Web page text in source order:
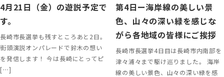
4月21日（金）の遊説予定で
す。
長崎市長選挙も残すところあと2日。
街頭演説オンパレードで鈴木の想い
を発信します！ 今は長崎にとってピ
[…]
第4日ー海岸線の美しい景
色、山々の深い緑を感じな
がら各地域の皆様にご挨拶
長崎市長選挙4日目は長崎市内南部を
津々浦々まで駆け巡りました。 海岸
線の美しい景色、山々の深い緑を感